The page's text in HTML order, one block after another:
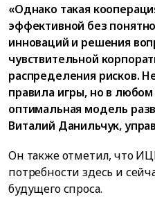
«Однако такая
эффективной без
инноваций и решения
чувствительной
распределения рисков.
правила игры, но в
оптимальная модель
Виталий Данильчук,
Он также отметил, что
потребности здесь и
будущего спроса.